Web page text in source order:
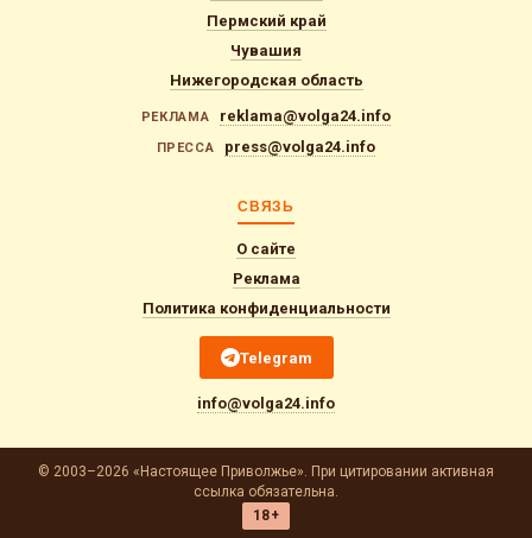
Пермский край
Чувашия
Нижегородская область
РЕКЛАМА reklama@volga24.info
ПРЕССА press@volga24.info
СВЯЗЬ
О сайте
Реклама
Политика конфиденциальности
Telegram
info@volga24.info
© 2003–2026 «Настоящее Приволжье». При цитировании активная
ссылка обязательна.
18+